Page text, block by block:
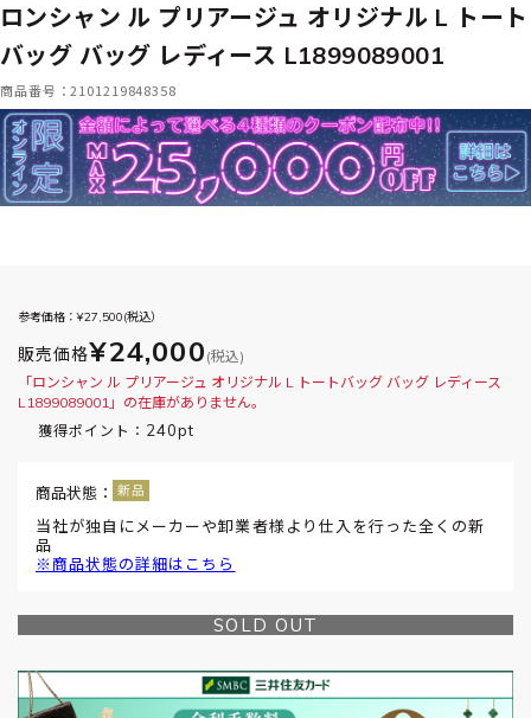
ロンシャン ル プリアージュ オリジナル L トート
バッグ バッグ レディース L1899089001
商品番号：2101219848358
参考価格：¥27,500(税込）
販売価格¥24,000 (税込)
「ロンシャン ル プリアージュ オリジナル L トートバッグ バッグ レディース
L1899089001」の在庫がありません。
獲得ポイント： 240pt
商品状態：
当社が独自にメーカーや卸業者様より仕入を行った全くの新
品
※商品状態の詳細はこちら
SOLD OUT